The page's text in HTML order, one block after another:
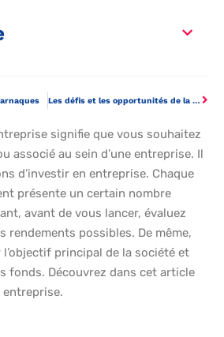
Les défis et les opportunités de la gestion d’une société d’ambulances.
signifie que vous souhaitez
associé au sein d’une entreprise. Il
d’investir en entreprise. Chaque
présente un certain nombre
avant de vous lancer, évaluez
rendements possibles. De même,
principal de la société et
fonds. Découvrez dans cet article